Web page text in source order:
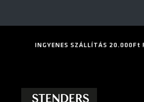
NGYENES SZÁLLÍTÁS 20.000Ft